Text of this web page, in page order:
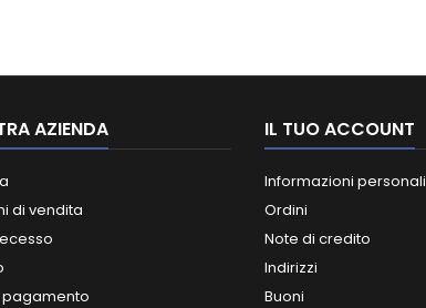
AZIENDA
di vendita
pagamento
IL TUO ACCOUNT
Informazioni personali
Ordini
Note di credito
Indirizzi
Buoni